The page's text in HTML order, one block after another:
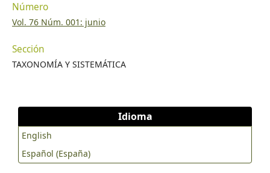
Número
Vol. 76 Núm. 001: junio
Sección
TAXONOMÍA Y SISTEMÁTICA
Idioma
English
Español (España)